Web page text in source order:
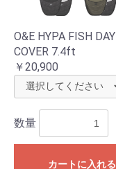
O&E HYPA FISH DAY
COVER 7.4ft
￥20,900
数量
カートに入れる